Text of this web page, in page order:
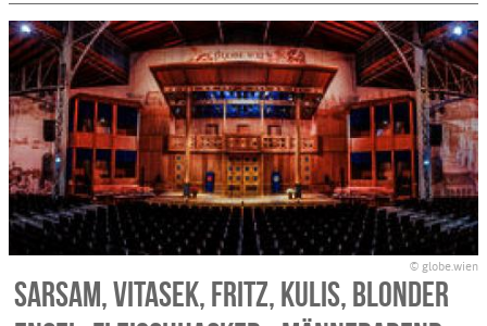
© globe.wien
Sarsam, Vitasek, Fritz, Kulis, Blonder